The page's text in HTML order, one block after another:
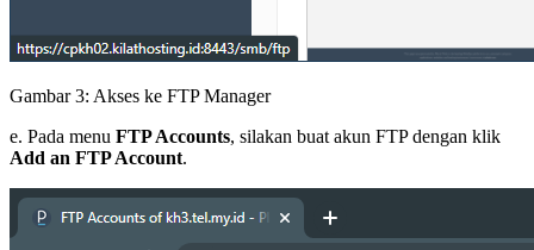
Gambar 3: Akses ke FTP Manager
e. Pada menu FTP Accounts, silakan buat akun FTP dengan klik
Add an FTP Account.